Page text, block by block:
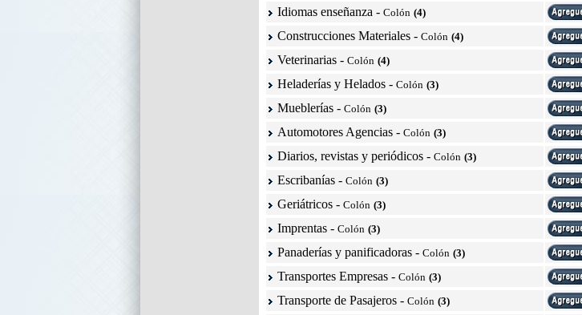
Idiomas enseñanza - Colón (4)
Construcciones Materiales - Colón (4)
Veterinarias - Colón (4)
Heladerías y Helados - Colón (3)
Mueblerías - Colón (3)
Automotores Agencias - Colón (3)
Diarios, revistas y periódicos - Colón (3)
Escribanías - Colón (3)
Geriátricos - Colón (3)
Imprentas - Colón (3)
Panaderías y panificadoras - Colón (3)
Transportes Empresas - Colón (3)
Transporte de Pasajeros - Colón (3)